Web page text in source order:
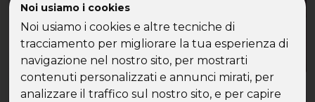
Noi usiamo i cookies
Noi usiamo i cookies e altre tecniche di
tracciamento per migliorare la tua esperienza di
navigazione nel nostro sito, per mostrarti
contenuti personalizzati e annunci mirati, per
analizzare il traffico sul nostro sito, e per capire
Vacanze ad Aprile con
Speed Vacanze | La tua
Vacanza Single